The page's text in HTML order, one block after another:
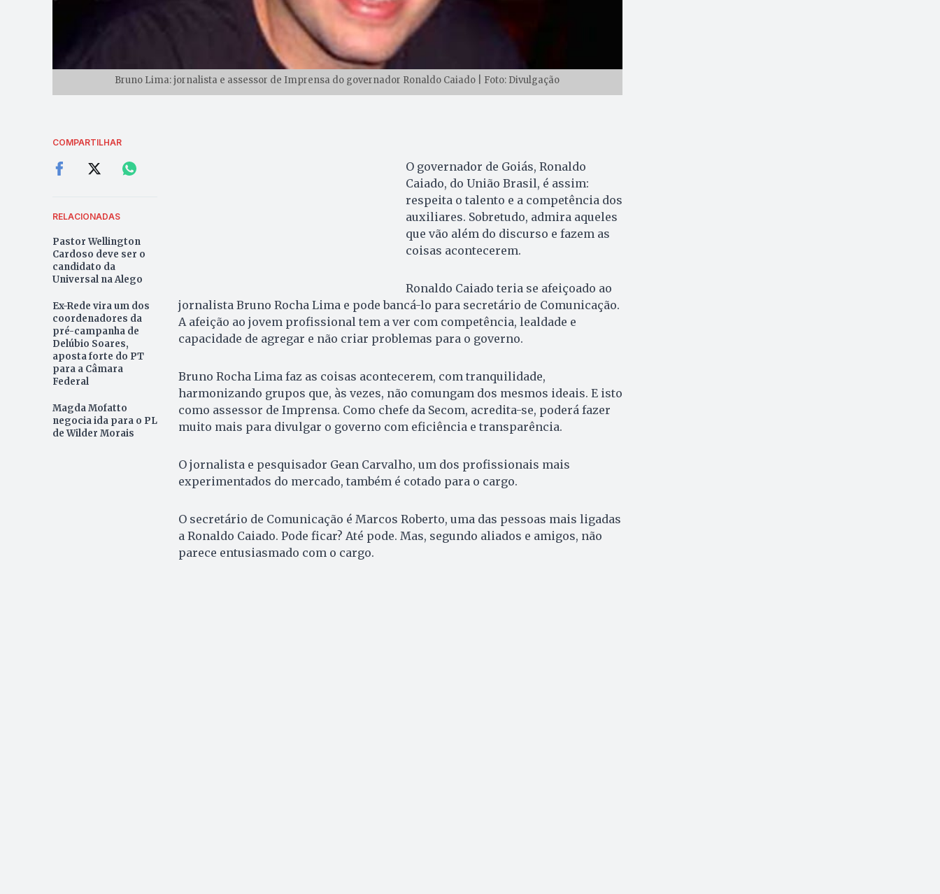
Bruno Lima: jornalista e assessor de Imprensa do governador Ronaldo Caiado | Foto: Divulgação
COMPARTILHAR
RELACIONADAS
Pastor Wellington
Cardoso deve ser o
candidato da
Universal na Alego
Ex-Rede vira um dos
coordenadores da
pré-campanha de
Delúbio Soares,
aposta forte do PT
para a Câmara
Federal
Magda Mofatto
negocia ida para o PL
de Wilder Morais
O governador de Goiás, Ronaldo
Caiado, do União Brasil, é assim:
respeita o talento e a competência dos
auxiliares. Sobretudo, admira aqueles
que vão além do discurso e fazem as
coisas acontecerem.
Ronaldo Caiado teria se afeiçoado ao
jornalista Bruno Rocha Lima e pode bancá-lo para secretário de Comunicação.
A afeição ao jovem profissional tem a ver com competência, lealdade e
capacidade de agregar e não criar problemas para o governo.
Bruno Rocha Lima faz as coisas acontecerem, com tranquilidade,
harmonizando grupos que, às vezes, não comungam dos mesmos ideais. E isto
como assessor de Imprensa. Como chefe da Secom, acredita-se, poderá fazer
muito mais para divulgar o governo com eficiência e transparência.
O jornalista e pesquisador Gean Carvalho, um dos profissionais mais
experimentados do mercado, também é cotado para o cargo.
O secretário de Comunicação é Marcos Roberto, uma das pessoas mais ligadas
a Ronaldo Caiado. Pode ficar? Até pode. Mas, segundo aliados e amigos, não
parece entusiasmado com o cargo.